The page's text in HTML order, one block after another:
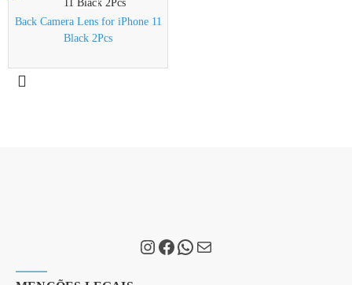
Back Camera Lens for iPhone 11
Black 2Pcs